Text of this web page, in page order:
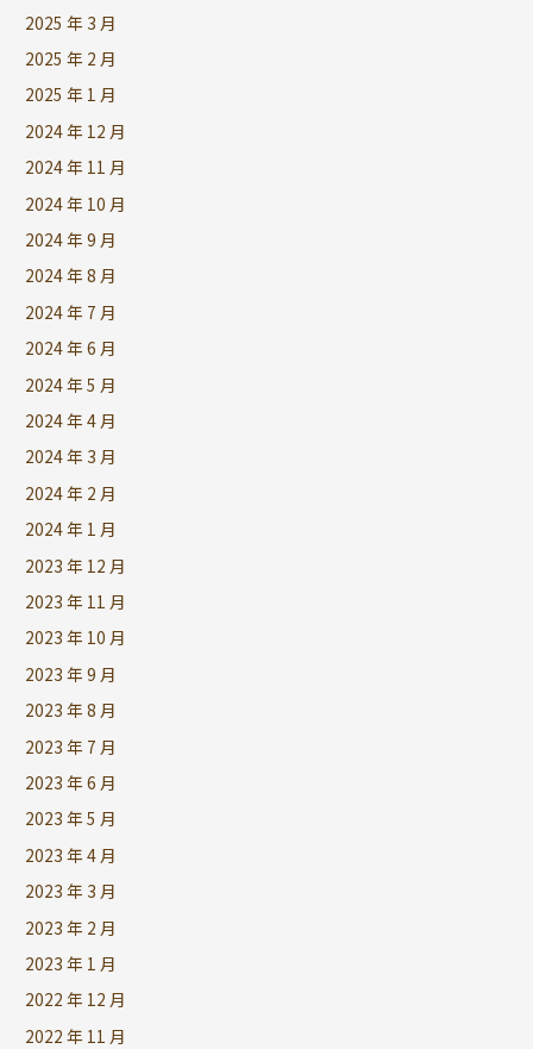
2025 年 3 月
2025 年 2 月
2025 年 1 月
2024 年 12 月
2024 年 11 月
2024 年 10 月
2024 年 9 月
2024 年 8 月
2024 年 7 月
2024 年 6 月
2024 年 5 月
2024 年 4 月
2024 年 3 月
2024 年 2 月
2024 年 1 月
2023 年 12 月
2023 年 11 月
2023 年 10 月
2023 年 9 月
2023 年 8 月
2023 年 7 月
2023 年 6 月
2023 年 5 月
2023 年 4 月
2023 年 3 月
2023 年 2 月
2023 年 1 月
2022 年 12 月
2022 年 11 月